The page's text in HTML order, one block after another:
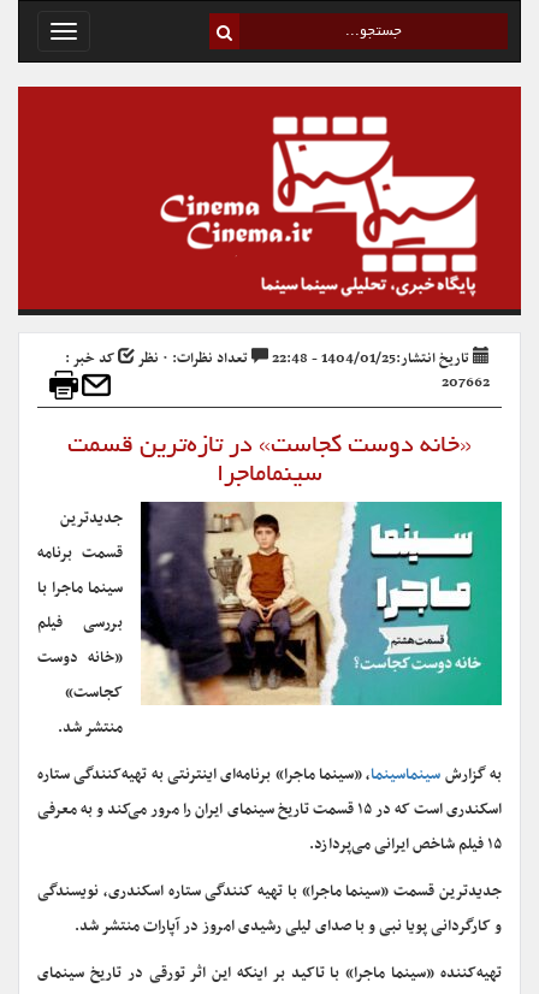
Toggle
تاریخ انتشار:1404/01/25 - 22:48 تعداد نظرات: ۰ نظر
کد خبر :
207662
«خانه دوست کجاست» در تازه‌ترین قسمت
سینماماجرا
جدیدترین
قسمت برنامه
سینما ماجرا با
بررسی فیلم
«خانه دوست
کجاست»
منتشر شد.
به گزارشسینماسینما، «سینما ماجرا» برنامه‌ای اینترنتی به تهیه‌کنندگی ستاره
اسکندری است که در ۱۵ قسمت تاریخ سینمای ایران را مرور می‌کند و به معرفی
۱۵ فیلم شاخص ایرانی می‌پردازد.
جدیدترین قسمت «سینما ماجرا» با تهیه کنندگی ستاره اسکندری، نویسندگی
و کارگردانی پویا نبی و با صدای لیلی رشیدی امروز در آپارات منتشر شد.
تهیه‌کننده «سینما ماجرا» با تاکید بر اینکه این اثر تورقی در تاریخ سینمای